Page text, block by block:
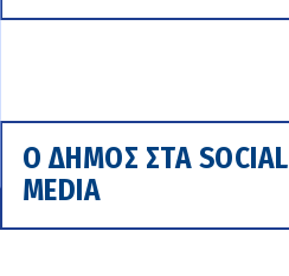
Ο ΔΗΜΟΣ ΣΤΑ SOCIAL
MEDIA